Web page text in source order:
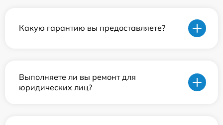
Какую гарантию вы предоставляете?
Выполняете ли вы ремонт для
юридических лиц?